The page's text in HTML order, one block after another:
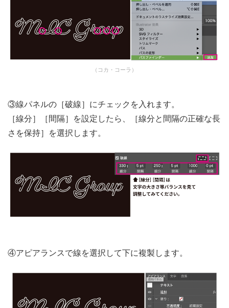
（コカ・コーラ）
③線パネルの［破線］にチェックを入れます。
［線分］［間隔］を設定したら、［線分と間隔の正確な長
さを保持］を選択します。
④アピアランスで線を選択して下に複製します。